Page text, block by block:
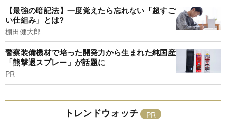
【最強の暗記法】一度覚えたら忘れない「超すご
い仕組み」とは?
棚田健大郎
警察装備機材で培った開発力から生まれた純国産
「熊撃退スプレー」が話題に
PR
トレンドウォッチ